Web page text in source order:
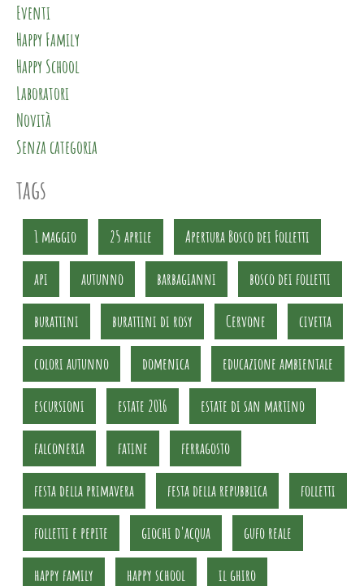
Eventi
Happy Family
Happy School
Laboratori
Novità
Senza categoria
tags
1 maggio 25 aprile Apertura Bosco dei Folletti
api autunno barbagianni bosco dei folletti
burattini burattini di rosy Cervone civetta
colori autunno domenica educazione ambientale
escursioni estate 2016 estate di san martino
falconeria fatine ferragosto
festa della primavera festa della repubblica folletti
folletti e pepite giochi d'acqua gufo reale
happy family happy school il ghiro